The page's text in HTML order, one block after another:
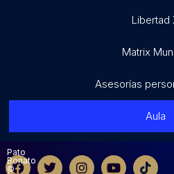
Libertad
Matrix
Asesorías
Aula
Pato
Bonato
©